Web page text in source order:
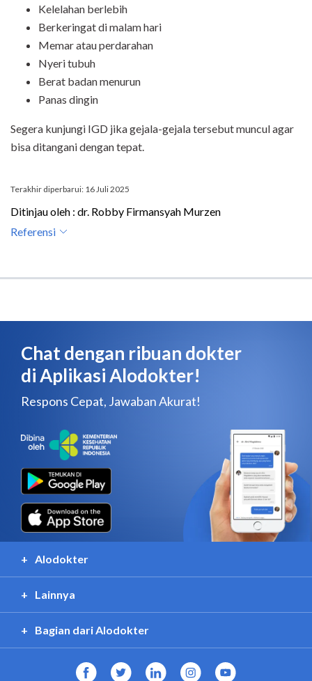
Kelelahan berlebih
Berkeringat di malam hari
Memar atau perdarahan
Nyeri tubuh
Berat badan menurun
Panas dingin
Segera kunjungi IGD jika gejala-gejala tersebut muncul agar
bisa ditangani dengan tepat.
Terakhir diperbarui: 16 Juli 2025